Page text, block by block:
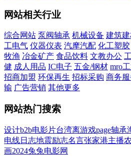
网站相关行业
综合网站 泵阀轴承 机械设备 建筑
工电气 仪器仪表 汽摩汽配 化工塑胶
牧渔 冶金矿产 食品饮料 文教办公
健 成人用品 IC电子 五金/钢材 mro
招商加盟 环保再生 招标采购 商务
输 广告营销 其他更多
网站热门搜索
设计b2b电影片台湾离游戏page轴承
电线日志地震励志名言张家港主播
画2024兔兔电影网